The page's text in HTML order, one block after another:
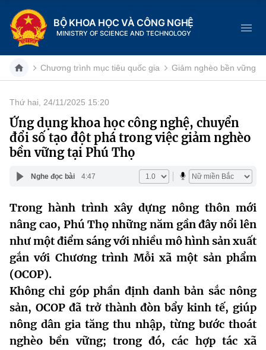
BỘ KHOA HỌC VÀ CÔNG NGHỆ
MINISTRY OF SCIENCE AND TECHNOLOGY
Danh mục
Trang chủ
Cơ cấu tổ chức
Lịch sử phát triển
Sở Khoa học và Công nghệ
Khoa học và Công nghệ
Đổi mới sáng tạo
Chuyển đổi số
Bưu chính, Viễn thông
Sở hữu trí tuệ
Dịch vụ công
Hệ thống văn bản
Văn bản QPPL
Văn bản chỉ đạo điều hành
Lấy ý kiến người dân về dự thảo VBQPPL
MST IOFFICE
THỐNG KÊ
Khoa học và Công nghệ
Multimedia
Chương trình mục tiêu quốc gia Giảm nghèo bền vững
Thứ hai, 24/11/2025 15:20
Ứng dụng khoa học công nghệ, chuyển
đổi số tạo đột phá trong việc giảm nghèo
bền vững tại Phú Thọ
Nghe đọc bài 4:47
Trong hành trình xây dựng nông thôn mới
nâng cao, Phú Thọ những năm gần đây nổi lên
như một điểm sáng với nhiều mô hình sản xuất
gắn với Chương trình Mỗi xã một sản phẩm
(OCOP).
Không chỉ góp phần định danh bản sắc nông
sản, OCOP đã trở thànhđòn bẩy kinh tế, giúp
nông dân gia tăng thu nhập, từng bước thoát
nghèo bền vững; trong đó, các hợp tác xã